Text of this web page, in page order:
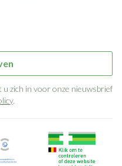
zich in voor onze nieuwsbrief
.